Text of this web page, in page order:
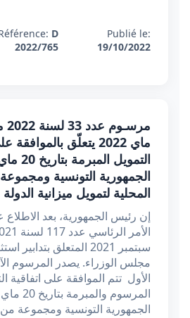
Publié le:
19/10/2022
D
2022/765
ماي 2022 يتعلّق
الجمهورية التونسية
المحلية لتمويل ميزانية الدولة
إن رئيس الجمهورية، بعد
سبتمبر 2021 المتعلق
مجلس الوزراء. يصدر المرسوم
الأول تتم الموافقة على اتفاقية
الجمهورية التونسية ومجموعة من